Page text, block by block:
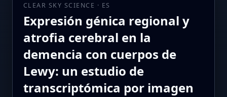
CLEAR SKY SCIENCE · ES
Expresión génica regional y
atrofia cerebral en la
demencia con cuerpos de
Lewy: un estudio de
transcriptómica por imagen